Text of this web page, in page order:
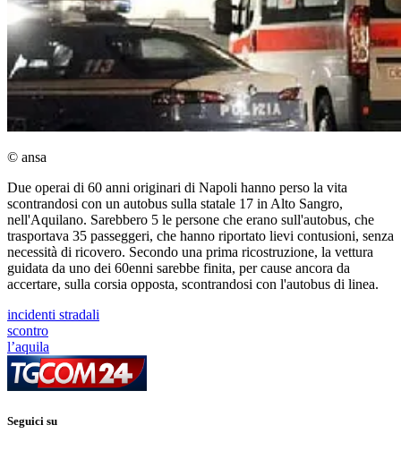
© ansa
Due operai di 60 anni originari di Napoli hanno perso la vita
scontrandosi con un autobus sulla statale 17 in Alto Sangro,
nell'Aquilano. Sarebbero 5 le persone che erano sull'autobus, che
trasportava 35 passeggeri, che hanno riportato lievi contusioni, senza
necessità di ricovero. Secondo una prima ricostruzione, la vettura
guidata da uno dei 60enni sarebbe finita, per cause ancora da
accertare, sulla corsia opposta, scontrandosi con l'autobus di linea.
incidenti stradali
scontro
l’aquila
Seguici su